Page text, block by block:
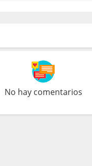
No hay comentarios